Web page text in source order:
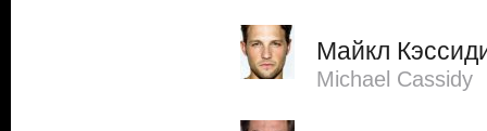
Майкл
Michael Cassidy